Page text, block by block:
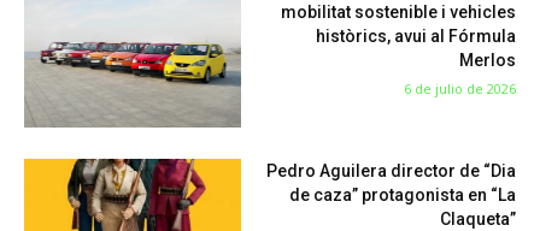
mobilitat sostenible i vehicles
històrics, avui al Fórmula
Merlos
6 de julio de 2026
Pedro Aguilera director de “Dia
de caza” protagonista en “La
Claqueta”